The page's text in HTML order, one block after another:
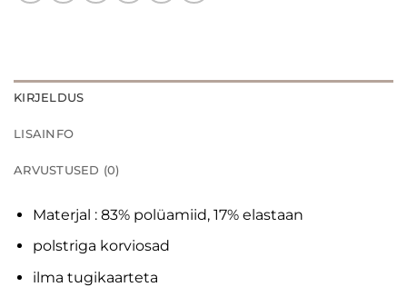
KIRJELDUS
LISAINFO
ARVUSTUSED (0)
Materjal : 83% polüamiid, 17% elastaan
polstriga korviosad
ilma tugikaarteta